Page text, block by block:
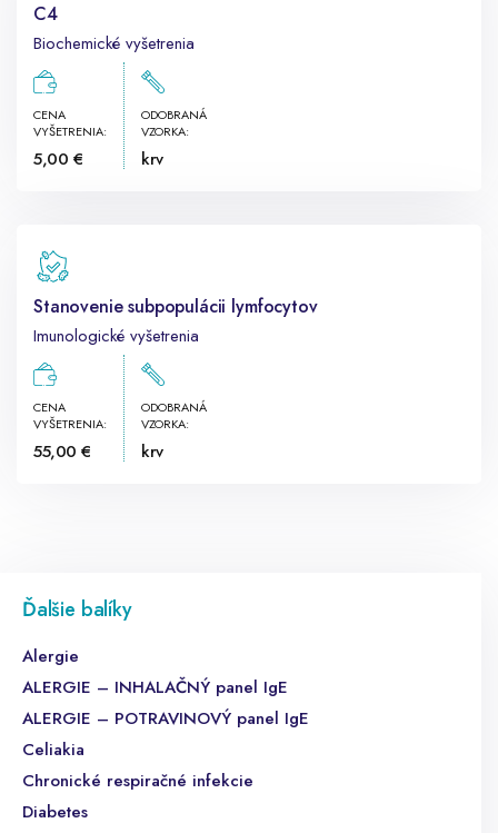
C4
Biochemické vyšetrenia
CENA
VYŠETRENIA:
5,00 €
ODOBRANÁ
VZORKA:
krv
Stanovenie subpopulácii lymfocytov
Imunologické vyšetrenia
CENA
VYŠETRENIA:
55,00 €
ODOBRANÁ
VZORKA:
krv
Ďalšie balíky
Alergie
ALERGIE – INHALAČNÝ panel IgE
ALERGIE – POTRAVINOVÝ panel IgE
Celiakia
Chronické respiračné infekcie
Diabetes